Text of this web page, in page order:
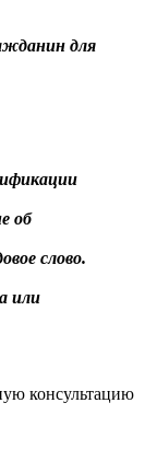
для
об
слово.
или
консультацию